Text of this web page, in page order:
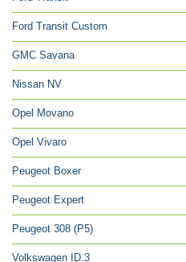
Ford Transit Custom
GMC Savana
Nissan NV
Opel Movano
Opel Vivaro
Peugeot Boxer
Peugeot Expert
Peugeot 308 (P5)
Volkswagen ID.3